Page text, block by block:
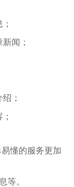
闻；
；
懂的服务更加
等。